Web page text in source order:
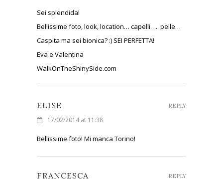
Sei splendida!
Bellissime foto, look, location… capelli….. pelle…
Caspita ma sei bionica? :) SEI PERFETTA!
Eva e Valentina
WalkOnTheShinySide.com
ELISE
17/02/2014 at 11:38
Bellissime foto! Mi manca Torino!
REPLY
FRANCESCA REPLY